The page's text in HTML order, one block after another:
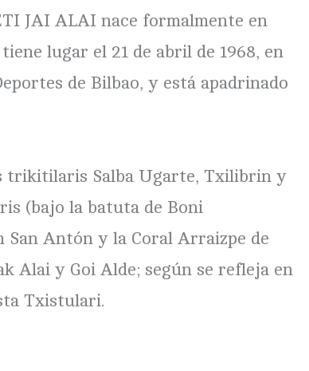
JAI ALAI nace formalmente en
lugar el 21 de abril de 1968, en
de Bilbao, y está apadrinado
trikitilaris Salba Ugarte, Txilibrin y
(bajo la batuta de Boni
San Antón y la Coral Arraizpe de
Alai y Goi Alde; según se refleja en
Txistulari.